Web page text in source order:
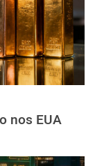
nos EUA